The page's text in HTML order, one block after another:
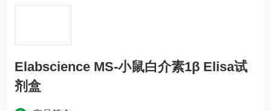
Elabscience MS-小鼠白介素1β Elisa试
剂盒